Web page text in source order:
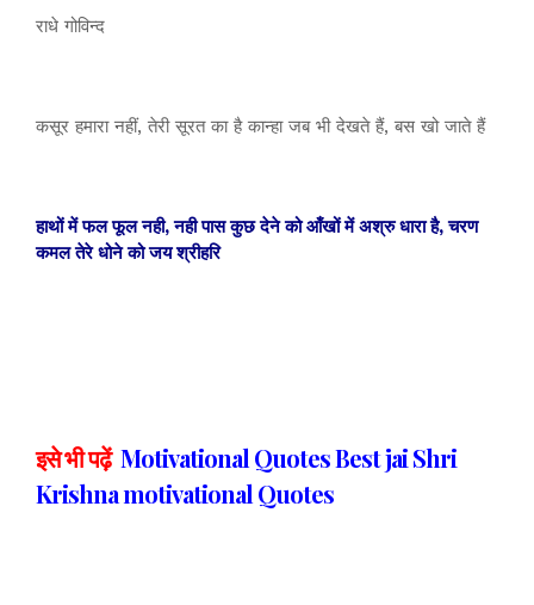
राधे गोविन्द
कसूर हमारा नहीं, तेरी सूरत का है कान्हा जब भी देखते हैं, बस खो जाते हैं
हाथों में फल फूल नही, नही पास कुछ देने को आँखों में अश्रु धारा है, चरण
कमल तेरे धोने को जय श्रीहरि
इसे भी पढ़ें Motivational Quotes Best jai Shri
Krishna motivational Quotes